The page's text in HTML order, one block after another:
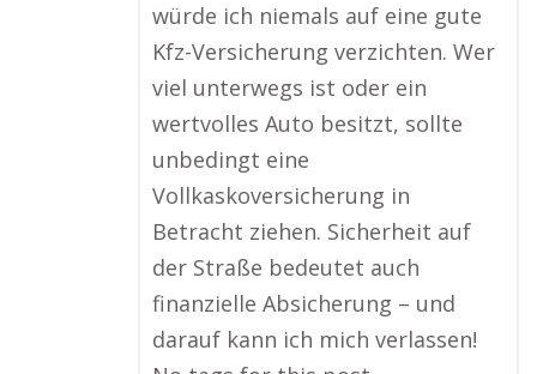
würde ich niemals auf eine gute
Kfz-Versicherung verzichten. Wer
viel unterwegs ist oder ein
wertvolles Auto besitzt, sollte
unbedingt eine
Vollkaskoversicherung in
Betracht ziehen. Sicherheit auf
der Straße bedeutet auch
finanzielle Absicherung – und
darauf kann ich mich verlassen!